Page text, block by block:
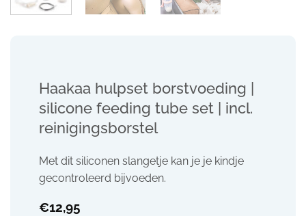
Haakaa hulpset borstvoeding |
silicone feeding tube set | incl.
reinigingsborstel
Met dit siliconen slangetje kan je je kindje
gecontroleerd bijvoeden.
€12,95